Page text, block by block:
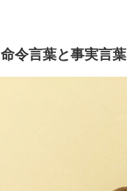
命令言葉と事実言葉